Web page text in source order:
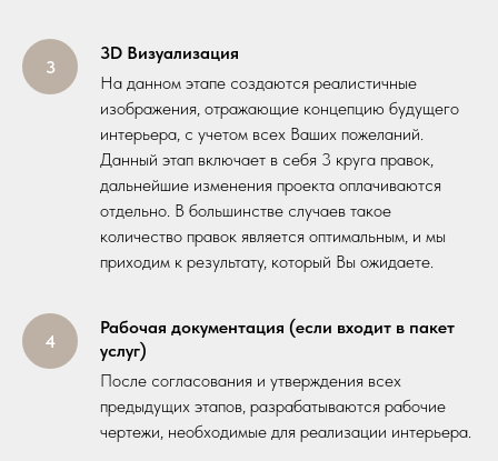
3D Визуализация
На данном этапе создаются реалистичные
изображения, отражающие концепцию будущего
интерьера, с учетом всех Ваших пожеланий.
Данный этап включает в себя 3 круга правок,
дальнейшие изменения проекта оплачиваются
отдельно. В большинстве случаев такое
количество правок является оптимальным, и мы
приходим к результату, который Вы ожидаете.
Рабочая документация (если входит в пакет
услуг)
После согласования и утверждения всех
предыдущих этапов, разрабатываются рабочие
чертежи, необходимые для реализации интерьера.